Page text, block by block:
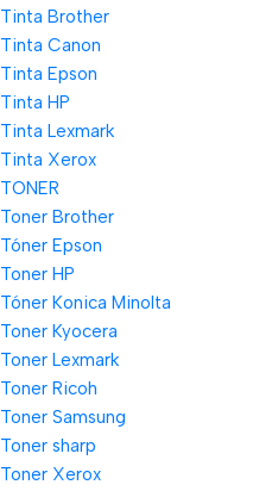
Tinta Brother
Tinta Canon
Tinta Epson
Tinta HP
Tinta Lexmark
Tinta Xerox
TONER
Toner Brother
Tóner Epson
Toner HP
Tóner Konica Minolta
Toner Kyocera
Toner Lexmark
Toner Ricoh
Toner Samsung
Toner sharp
Toner Xerox